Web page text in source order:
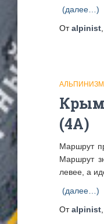
(далее…)
Отalpinist
(4А)
Маршрут
Маршрут
левее, а
(далее…)
Отalpinist